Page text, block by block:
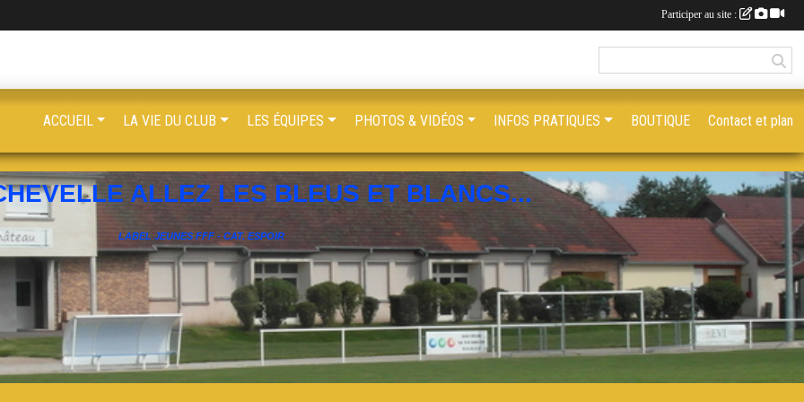
ALLEZ LES BLEUS ET BLANCS...
LABEL JEUNES FFF - CAT. ESPOIR
ACCUEIL LA VIE DU CLUB LES ÉQUIPES PHOTOS & VIDÉOS INFOS PRATIQUES BOUTIQUE Contact et plan
Participer au site :